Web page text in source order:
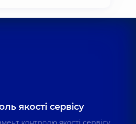
якості сервісу